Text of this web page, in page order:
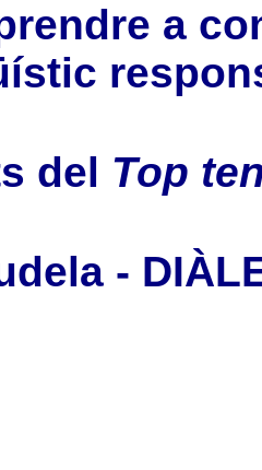
a
del Top
-